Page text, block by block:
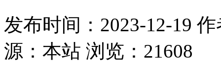
发布时间：2023-12-19 作
源：本站 浏览：21608